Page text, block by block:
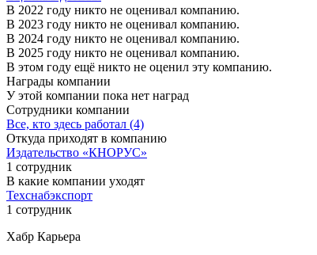
В 2022 году никто не оценивал компанию.
В 2023 году никто не оценивал компанию.
В 2024 году никто не оценивал компанию.
В 2025 году никто не оценивал компанию.
В этом году ещё никто не оценил эту компанию.
Награды компании
У этой компании пока нет наград
Сотрудники компании
Все, кто здесь работал (4)
Откуда приходят в компанию
Издательство «КНОРУС»
1 сотрудник
В какие компании уходят
Техснабэкспорт
1 сотрудник
Хабр Карьера